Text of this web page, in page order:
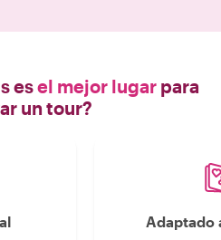
esel mejor lugar para
un tour?
Adaptado